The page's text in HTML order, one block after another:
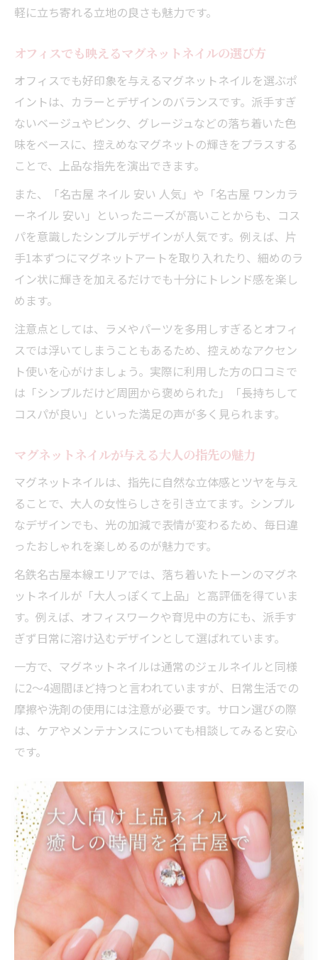
軽に立ち寄れる立地の良さも魅力です。
オフィスでも映えるマグネットネイルの選び方
オフィスでも好印象を与えるマグネットネイルを選ぶポ
イントは、カラーとデザインのバランスです。派手すぎ
ないベージュやピンク、グレージュなどの落ち着いた色
味をベースに、控えめなマグネットの輝きをプラスする
ことで、上品な指先を演出できます。
また、「名古屋 ネイル 安い 人気」や「名古屋 ワンカラ
ーネイル 安い」といったニーズが高いことからも、コス
パを意識したシンプルデザインが人気です。例えば、片
手1本ずつにマグネットアートを取り入れたり、細めのラ
イン状に輝きを加えるだけでも十分にトレンド感を楽し
めます。
注意点としては、ラメやパーツを多用しすぎるとオフィ
スでは浮いてしまうこともあるため、控えめなアクセン
ト使いを心がけましょう。実際に利用した方の口コミで
は「シンプルだけど周囲から褒められた」「長持ちして
コスパが良い」といった満足の声が多く見られます。
マグネットネイルが与える大人の指先の魅力
マグネットネイルは、指先に自然な立体感とツヤを与え
ることで、大人の女性らしさを引き立てます。シンプル
なデザインでも、光の加減で表情が変わるため、毎日違
ったおしゃれを楽しめるのが魅力です。
名鉄名古屋本線エリアでは、落ち着いたトーンのマグネ
ットネイルが「大人っぽくて上品」と高評価を得ていま
す。例えば、オフィスワークや育児中の方にも、派手す
ぎず日常に溶け込むデザインとして選ばれています。
一方で、マグネットネイルは通常のジェルネイルと同様
に2〜4週間ほど持つと言われていますが、日常生活での
摩擦や洗剤の使用には注意が必要です。サロン選びの際
は、ケアやメンテナンスについても相談してみると安心
です。
光の角度で変わるマグネットネイルの表情
マグネットネイルの大きな特徴は、光の角度によって見
え方が変わる点です。専用マグネットで模様を作ること
で、まるで猫の目のような奥行きや輝きが生まれ、見る
度に新鮮な気分を味わえます。
特に「名古屋 マグネット お土産」や「名古屋 ネイル 人
気」といった検索が多いことからも、写真映えやSNS映
えを重視する方に人気が高いことが分かります。実際